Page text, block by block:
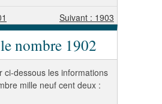
Suivant : 1903
nombre 1902
ci-dessous les informations
mille neuf cent deux :